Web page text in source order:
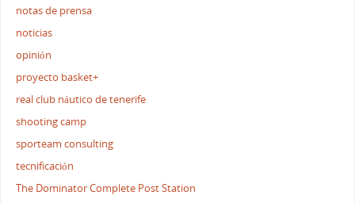
notas de prensa
noticias
opinión
proyecto basket+
real club náutico de tenerife
shooting camp
sporteam consulting
tecnificación
The Dominator Complete Post Station